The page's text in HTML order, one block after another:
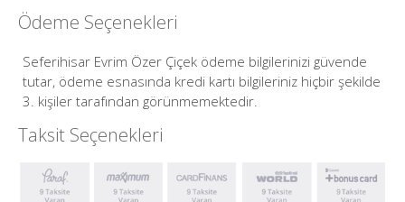
Ödeme Seçenekleri
Seferihisar Evrim Özer Çiçek ödeme bilgilerinizi güvende
tutar, ödeme esnasında kredi kartı bilgileriniz hiçbir şekilde
3. kişiler tarafından görünmemektedir.
Taksit Seçenekleri